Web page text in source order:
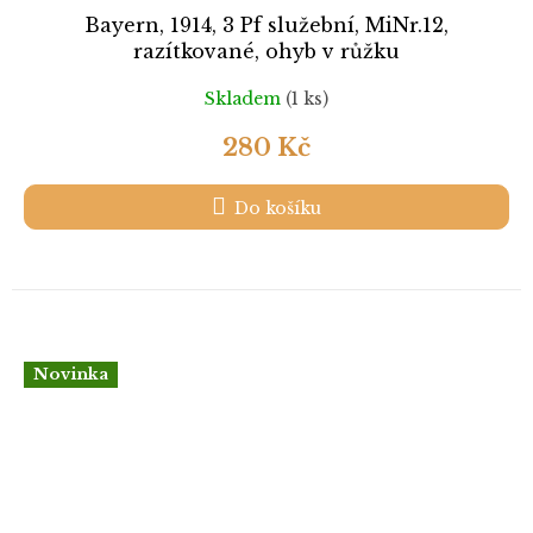
Bayern, 1914, 3 Pf služební, MiNr.12,
razítkované, ohyb v růžku
Skladem (1 ks)
280 Kč
Do košíku
Novinka